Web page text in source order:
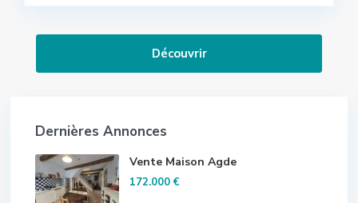
Dernières Annonces
Vente Maison Agde
172.000 €